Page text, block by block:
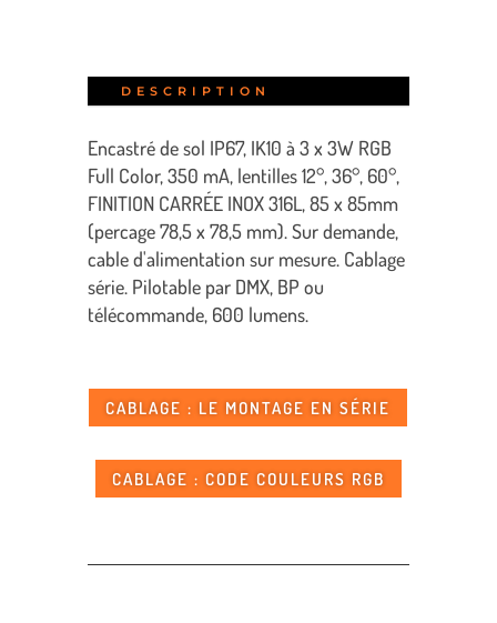
DESCRIPTION
Encastré de sol IP67, IK10 à 3 x 3W RGB
Full Color, 350 mA, lentilles 12°, 36°, 60°,
FINITION CARRÉE INOX 316L, 85 x 85mm
(percage 78,5 x 78,5 mm). Sur demande,
cable d'alimentation sur mesure. Cablage
série. Pilotable par DMX, BP ou
télécommande, 600 lumens.
CABLAGE : LE MONTAGE EN SÉRIE
CABLAGE : CODE COULEURS RGB